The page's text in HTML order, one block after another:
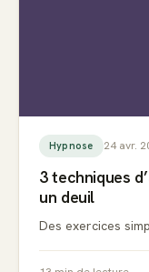
Hypnose 24 avr.
3 techniques
un deuil
Des exercices